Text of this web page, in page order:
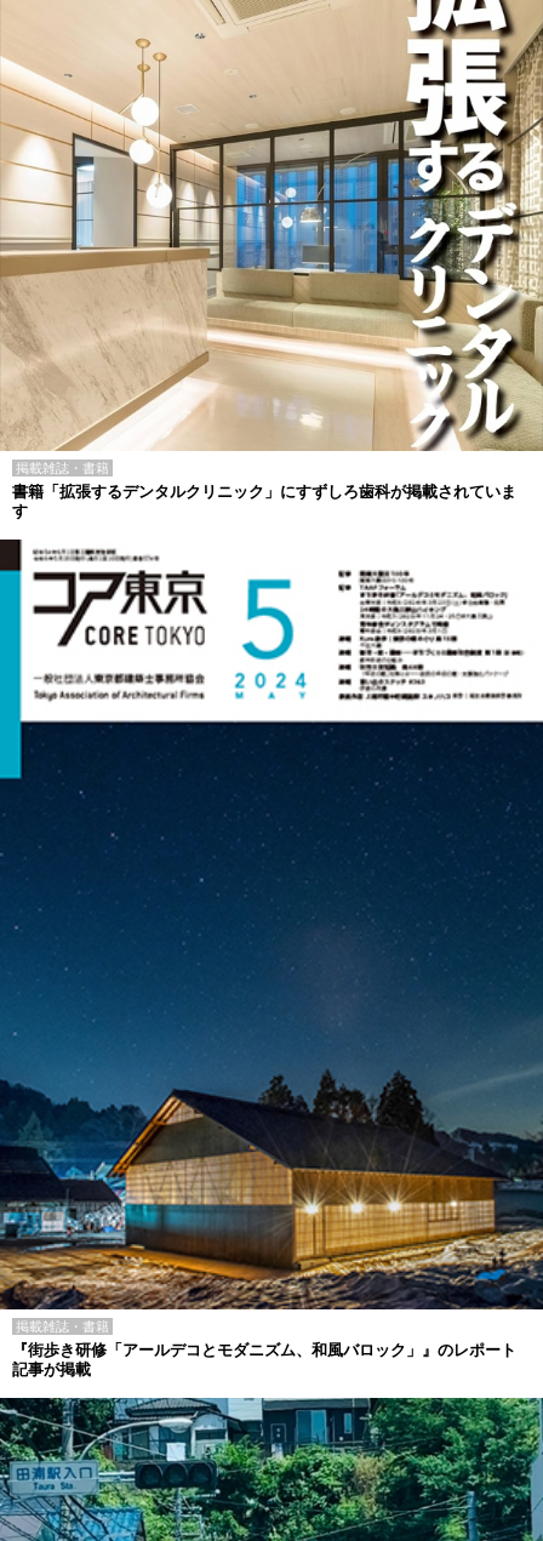
掲載雑誌・書籍
書籍「拡張するデンタルクリニック」にすずしろ歯科が掲載されていま
す
掲載雑誌・書籍
『街歩き研修「アールデコとモダニズム、和風バロック」』のレポート
記事が掲載